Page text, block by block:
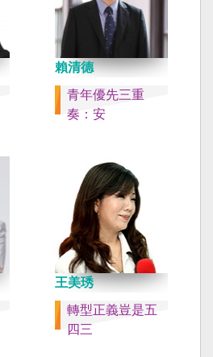
賴清德
青年優先三重
奏：安
王美琇
轉型正義豈是五
四三